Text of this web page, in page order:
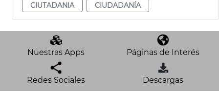
CIUTADANIA
CIUDADANÍA
Nuestras Apps Páginas de Interés
Redes Sociales Descargas